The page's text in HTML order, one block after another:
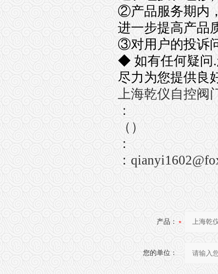
②产品服务期内
进一步提高产品
③对用户的投诉
◆ 如有任何疑问.
尽力为您提供良
上海乾仪自控阀
：
（）
：
：
产品：
您的单位：